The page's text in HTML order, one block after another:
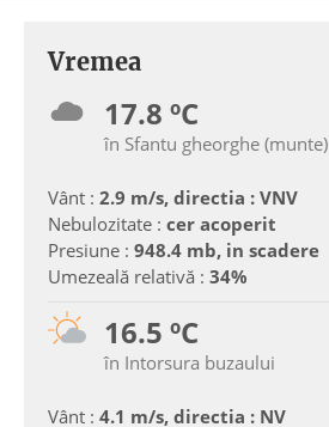
Vremea
17.8 ºC
în Sfantu gheorghe (munte)
Vânt : 2.9 m/s, directia : VNV
Nebulozitate : cer acoperit
Presiune : 948.4 mb, in scadere
Umezeală relativă : 34%
16.5 ºC
în Intorsura buzaului
Vânt : 4.1 m/s, directia : NV